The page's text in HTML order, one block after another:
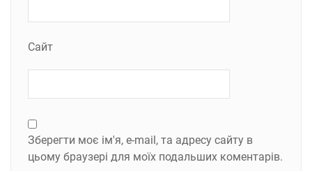
Сайт
Зберегти моє ім'я, e-mail, та адресу сайту в
цьому браузері для моїх подальших коментарів.